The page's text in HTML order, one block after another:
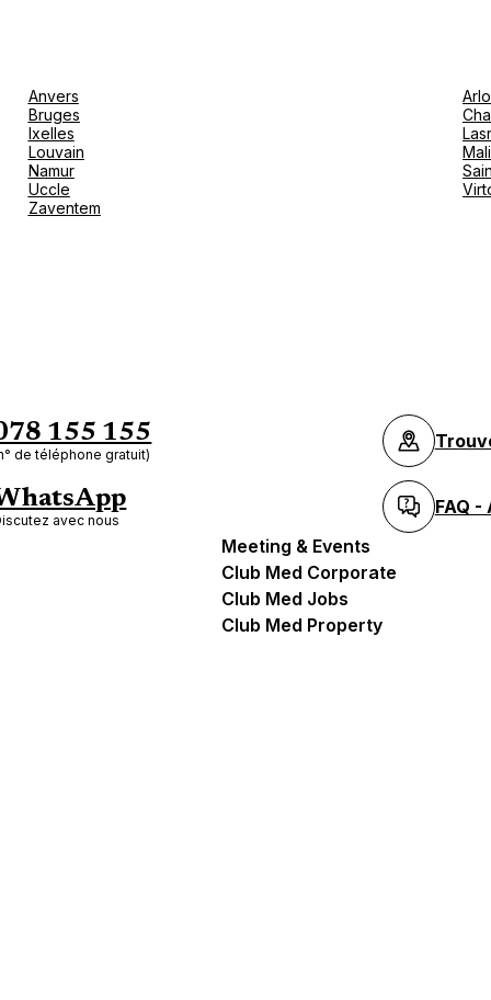
Anvers
Bruges
Ixelles
Louvain
Namur
Uccle
Zaventem
155 155
de téléphone gratuit)
avec nous
FAQ -
Meeting & Events
Club Med Corporate
Club Med Jobs
Club Med Property